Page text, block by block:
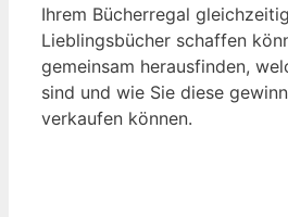
Ihrem Bücherregal
Lieblingsbücher schaffen
gemeinsam herausfinden,
sind und wie Sie diese
verkaufen können.